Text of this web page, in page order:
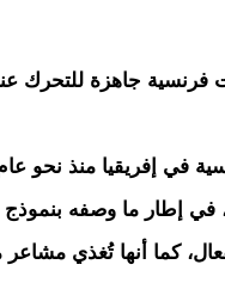
جاهزة للتحرك
في إفريقيا منذ نحو
في إطار ما وصفه بنموذج
كما أنها تُغذي